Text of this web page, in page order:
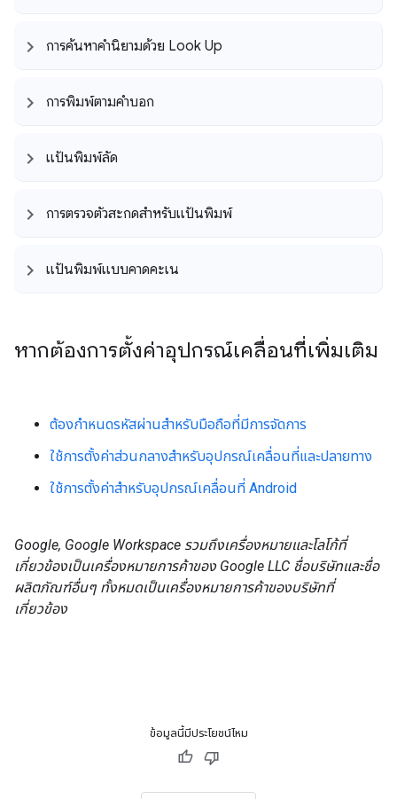
การค้นหาคำนิยามด้วย Look Up
การพิมพ์ตามคำบอก
แป้นพิมพ์ลัด
การตรวจตัวสะกดสำหรับแป้นพิมพ์
แป้นพิมพ์แบบคาดคะเน
หากต้องการตั้งค่าอุปกรณ์เคลื่อนที่เพิ่มเติม
ต้องกำหนดรหัสผ่านสำหรับมือถือที่มีการจัดการ
ใช้การตั้งค่าส่วนกลางสําหรับอุปกรณ์เคลื่อนที่และปลายทาง
ใช้การตั้งค่าสำหรับอุปกรณ์เคลื่อนที่ Android
Google, Google Workspace รวมถึงเครื่องหมายและโลโก้ที่
เกี่ยวข้องเป็นเครื่องหมายการค้าของ Google LLC ชื่อบริษัทและชื่อ
ผลิตภัณฑ์อื่นๆ ทั้งหมดเป็นเครื่องหมายการค้าของบริษัทที่
เกี่ยวข้อง
ข้อมูลนี้มีประโยชน์ไหม